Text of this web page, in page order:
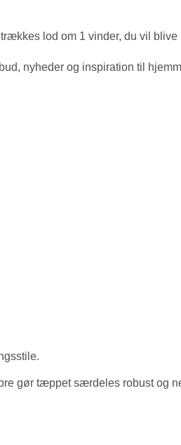
gør tæppet særdeles robust og
lod om 1 vinder, du vil blive
nyheder og inspiration til